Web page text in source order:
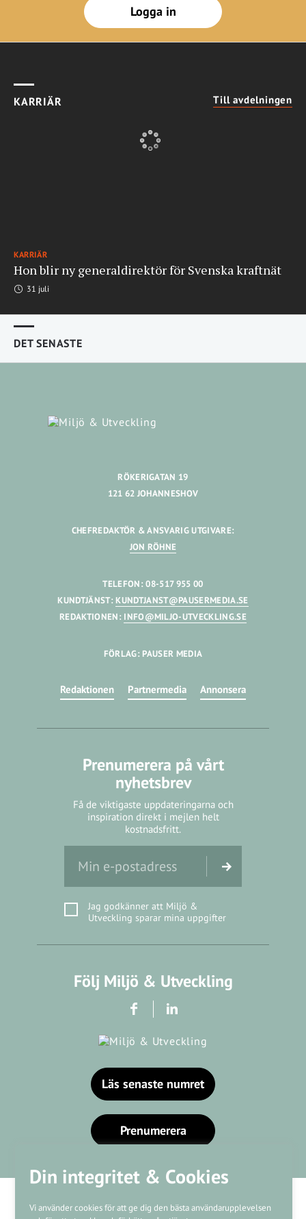
Din integritet & Cookies
Vi använder cookies för att ge dig den bästa användarupplevelsen
Logga in
KARRIÄR Till avdelningen
KARRIÄR
Hon blir ny generaldirektör för Svenska kraftnät
31 juli
DET SENASTE
RÖKERIGATAN 19
121 62 JOHANNESHOV
CHEFREDAKTÖR & ANSVARIG UTGIVARE:
JON RÖHNE
TELEFON: 08-517 955 00
KUNDTJÄNST: KUNDTJANST@PAUSERMEDIA.SE
REDAKTIONEN: INFO@MILJO-UTVECKLING.SE
FÖRLAG: PAUSER MEDIA
Redaktionen Partnermedia Annonsera
Prenumerera på vårt
nyhetsbrev
Få de viktigaste uppdateringarna och
inspiration direkt i mejlen helt
kostnadsfritt.
Jag godkänner att Miljö &
Utveckling sparar mina uppgifter
Följ Miljö & Utveckling
Läs senaste numret
Prenumerera